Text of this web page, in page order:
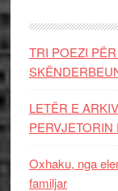
TRI POEZI
LETËR E
Oxhaku, nga
familjar